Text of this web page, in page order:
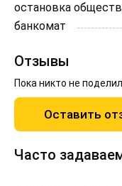
остановка
банкомат
Отзывы
Пока никто не
Оставить
Часто